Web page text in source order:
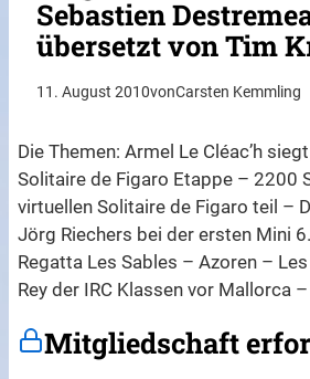
Sebastien
übersetzt von Tim
11. August 2010vonCarsten Kemmling
Die Themen: Armel Le Cléac’h
Solitaire de Figaro Etappe – 2200
virtuellen Solitaire de Figaro teil –
Jörg Riechers bei der ersten Mini
Regatta Les Sables – Azoren –
Rey der IRC Klassen vor Mallorca
Mitgliedschaft